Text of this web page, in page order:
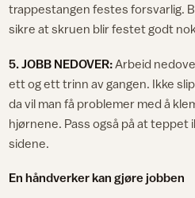
trappestangen festes forsvarlig.
sikre at skruen blir festet godt
5. JOBB NEDOVER: Arbeid
ett og ett trinn av gangen. Ikke
da vil man få problemer med å
hjørnene. Pass også på at teppet
sidene.
En håndverker kan gjøre jobben